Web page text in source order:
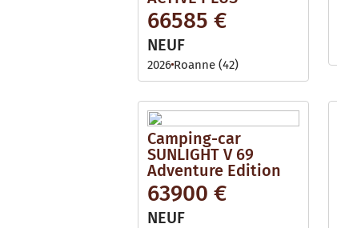
e
l
a
b
l
e
66585 €
NEUF
2026 Roanne (42)
Camping-car
SUNLIGHT V 69
Adventure Edition
63900 €
NEUF